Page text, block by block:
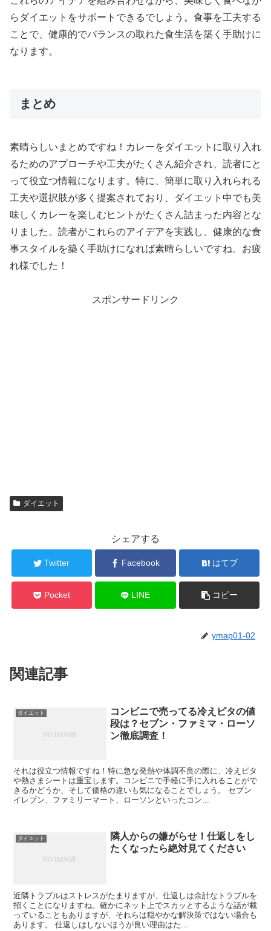
らダイエットをサポートできるでしょう。食事を工夫する
ことで、健康的でバランスの取れた食生活を築く手助けに
なります。
まとめ
素晴らしいまとめですね！カレーをダイエットに取り入れ
るためのアプローチや工夫がたくさん紹介され、読者にと
って役立つ情報になります。特に、簡単に取り入れられる
工夫や選択肢が多く提案されており、ダイエット中でも美
味しくカレーを楽しむヒントがたくさん詰まった内容とな
りました。読者がこれらのアイデアを実践し、健康的な食
事スタイルを築く手助けになれば素晴らしいですね。お疲
れ様でした！
スポンサードリンク
ダイエット
シェアする
Twitter Facebook はてブ
Pocket LINE コピー
ymap01-02
関連記事
ダイエット
コンビニで売ってる冷えピタの値
段は？セブン・ファミマ・ローソ
ン徹底調査！
それは役立つ情報ですね！特に急な発熱や体調不良の際に、冷えピタ
や熱さまシートは重宝します。コンビニで手軽に手に入れることがで
きるかどうか、そして価格の違いも気になることでしょう。 セブン
イレブン、ファミリーマート、ローソンといったコン...
ダイエット
隣人からの嫌がらせ！仕返しをし
たくなったら絶対見てください
近隣トラブルはストレスがたまりますが、仕返しは余計なトラブルを
招くことになりますね。確かにネット上でスカッとするような話が載
っていることもありますが、それらは穏やかな解決策ではない場合も
あります。 仕返しはしないほうが良い理由はた...